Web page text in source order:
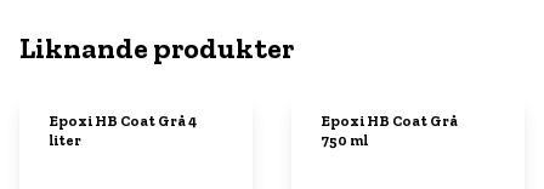
Liknande produkter
Epoxi HB Coat Grå 4
liter
Epoxi HB Coat Grå
750 ml